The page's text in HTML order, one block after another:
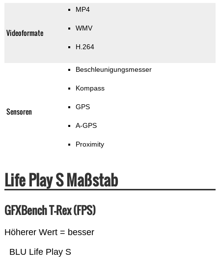
Videoformate
MP4
WMV
H.264
Sensoren
Beschleunigungsmesser
Kompass
GPS
A-GPS
Proximity
Life Play S Maßstab
GFXBench T-Rex (FPS)
Höherer Wert = besser
BLU Life Play S